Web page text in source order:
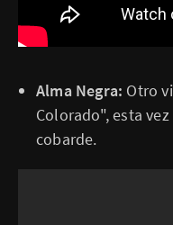
Alma Negra: Otro
Colorado", esta
cobarde.